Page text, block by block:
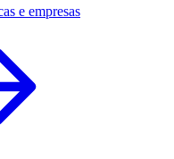
e empresas